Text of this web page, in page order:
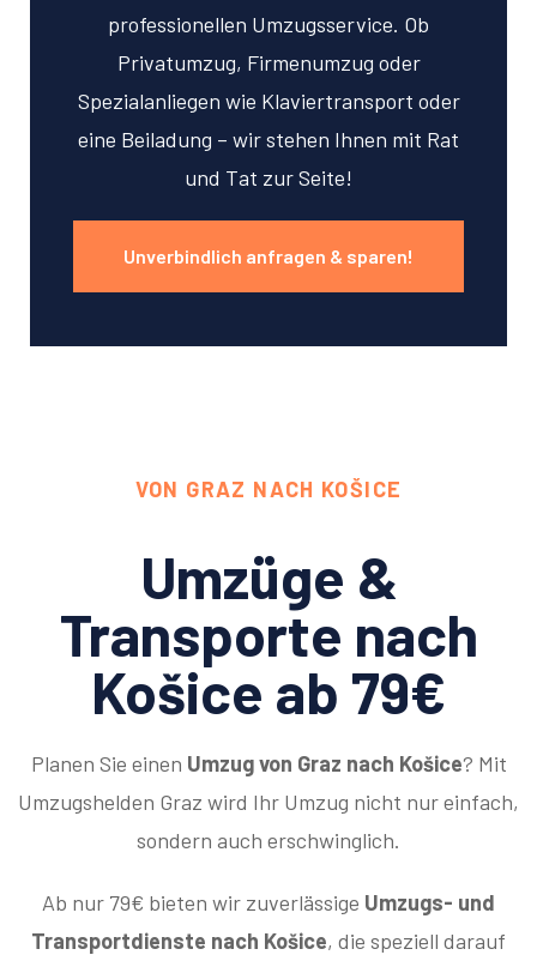
professionellen Umzugsservice. Ob
Privatumzug, Firmenumzug oder
Spezialanliegen wie Klaviertransport oder
eine Beiladung – wir stehen Ihnen mit Rat
und Tat zur Seite!
Unverbindlich anfragen & sparen!
VON GRAZ NACH KOŠICE
Umzüge &
Transporte nach
Košice ab 79€
Planen Sie einen Umzug von Graz nach Košice? Mit
Umzugshelden Graz wird Ihr Umzug nicht nur einfach,
sondern auch erschwinglich.
Ab nur 79€ bieten wir zuverlässige Umzugs- und
Transportdienste nach Košice, die speziell darauf